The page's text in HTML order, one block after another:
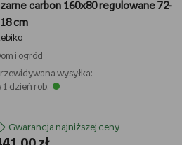
carbon 160x80 regulowane 72-
cm
i ogród
wysyłka:
1 dzień rob.
Gwarancja najniższej ceny